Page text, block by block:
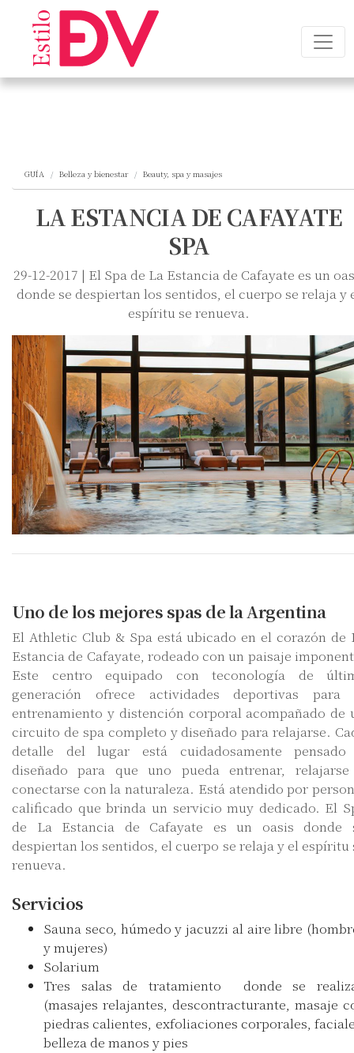
GUÍA Belleza y bienestar Beauty, spa y masajes
LA ESTANCIA DE CAFAYATE
SPA
29-12-2017 | El Spa de La Estancia de Cafayate es un
donde se despiertan los sentidos, el cuerpo se relaja y
espíritu se renueva.
Uno de los mejores spas de la Argentina
El Athletic Club & Spa está ubicado en el corazón de
Estancia de Cafayate, rodeado con un paisaje
Este centro equipado con teconología de
generación ofrece actividades deportivas para
entrenamiento y distención corporal acompañado de
circuito de spa completo y diseñado para relajarse.
detalle del lugar está cuidadosamente
diseñado para que uno pueda entrenar,
conectarse con la naturaleza. Está atendido por
calificado que brinda un servicio muy dedicado. El
de La Estancia de Cafayate es un oasis donde
despiertan los sentidos, el cuerpo se relaja y el espíritu
renueva.
Servicios
Sauna seco, húmedo y jacuzzi al aire libre
y mujeres)
Solarium
Tres salas de tratamiento donde se
(masajes relajantes, descontracturante, masaje
piedras calientes, exfoliaciones corporales,
belleza de manos y pies